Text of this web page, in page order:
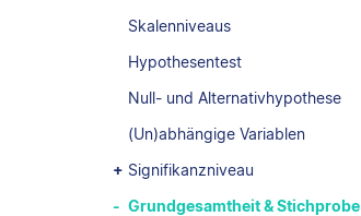
Skalenniveaus
Hypothesentest
Null- und Alternativhypothese
(Un)abhängige Variablen
Signifikanzniveau
Grundgesamtheit & Stichprobe